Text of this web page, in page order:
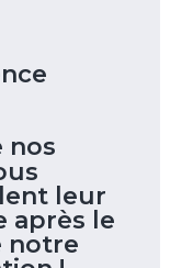
nos
leur
après le
notre